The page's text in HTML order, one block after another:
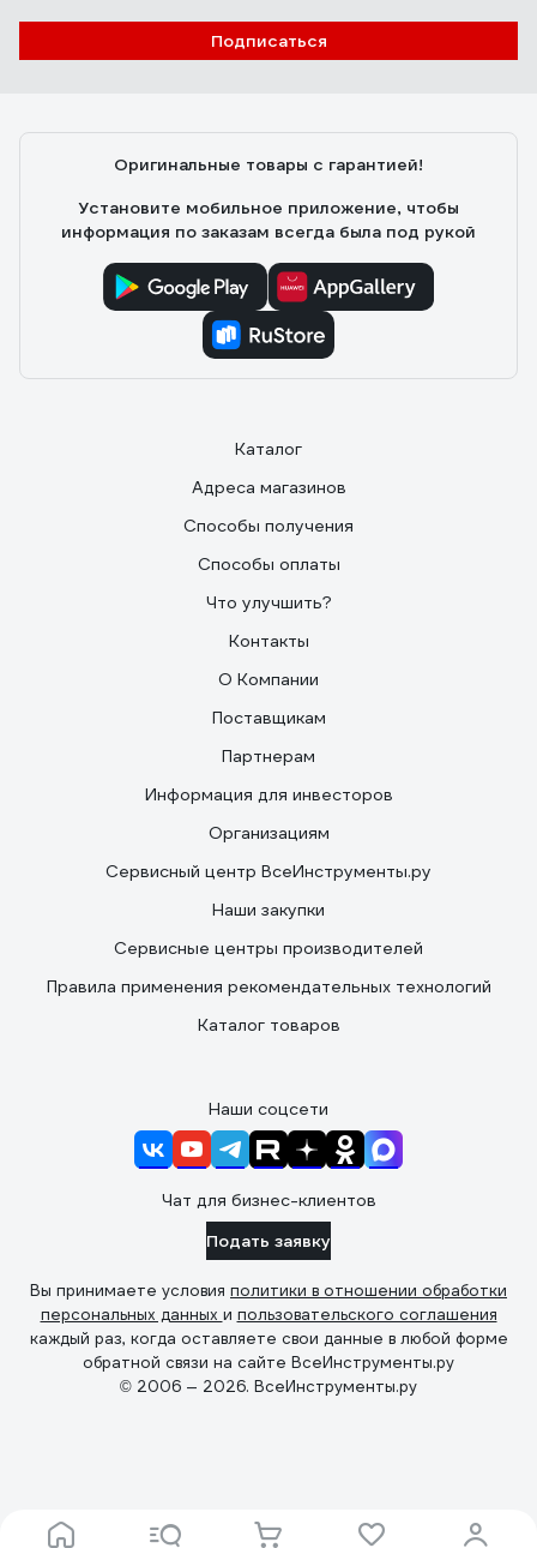
Подписаться
Оригинальные товары с гарантией!
Установите мобильное приложение, чтобы
информация по заказам всегда была под рукой
Каталог
Адреса магазинов
Способы получения
Способы оплаты
Что улучшить?
Контакты
О Компании
Поставщикам
Партнерам
Информация для инвесторов
Организациям
Сервисный центр ВсеИнструменты.ру
Наши закупки
Сервисные центры производителей
Правила применения рекомендательных технологий
Каталог товаров
Наши соцсети
Чат для бизнес-клиентов
Подать заявку
Вы принимаете условия политики в отношении обработки
персональных данных и пользовательского соглашения
каждый раз, когда оставляете свои данные в любой форме
обратной связи на сайте ВсеИнструменты.ру
© 2006 — 2026. ВсеИнструменты.ру